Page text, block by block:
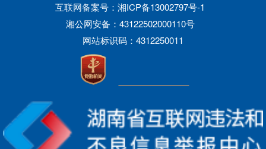
互联网备案号：湘ICP备13002797号-1
湘公网安备：43122502000110号
网站标识码：4312250011